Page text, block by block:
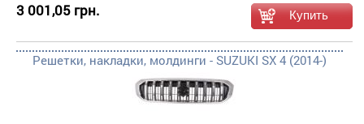
3 001,05 грн.
Решетки, накладки, молдинги - SUZUKI SX 4 (2014-)